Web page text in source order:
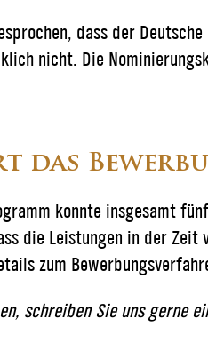
dass der
nicht. Die
das
konnte insgesamt
die Leistungen in der
zum
schreiben Sie uns gerne